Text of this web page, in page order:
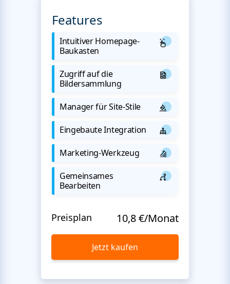
Features
Intuitiver Homepage-
Baukasten
Zugriff auf die
Bildersammlung
Manager für Site-Stile
Eingebaute Integration
Marketing-Werkzeug
Gemeinsames
Bearbeiten
Preisplan 10,8 €/Monat
Jetzt kaufen